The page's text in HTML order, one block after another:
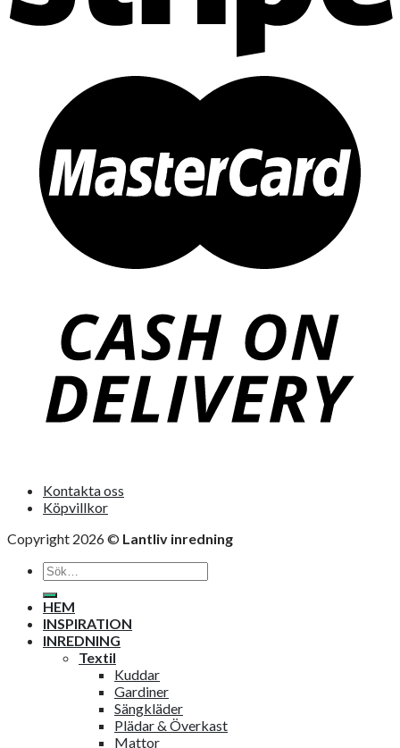
Kontakta oss
Köpvillkor
Copyright 2026 © Lantliv inredning
Sök
efter:
HEM
INSPIRATION
INREDNING
Textil
Kuddar
Gardiner
Sängkläder
Plädar & Överkast
Mattor